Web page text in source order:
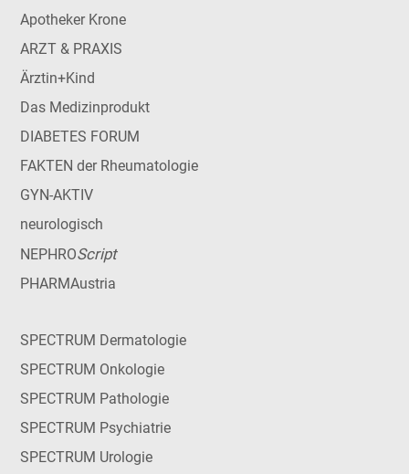
Apotheker Krone
ARZT & PRAXIS
Ärztin+Kind
Das Medizinprodukt
DIABETES FORUM
FAKTEN der Rheumatologie
GYN-AKTIV
neurologisch
NEPHROScript
PHARMAustria
SPECTRUM Dermatologie
SPECTRUM Onkologie
SPECTRUM Pathologie
SPECTRUM Psychiatrie
SPECTRUM Urologie